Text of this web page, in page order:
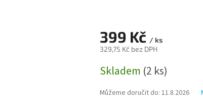
399 Kč / ks
329,75 Kč bez DPH
cena:
Skladem (2 ks)
Můžeme doručit do: 11.8.2026